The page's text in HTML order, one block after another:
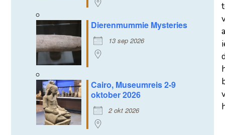
Dierenmummie Mysteries
13 sep 2026
Cairo, Museumreis 2-9
oktober 2026
2 okt 2026